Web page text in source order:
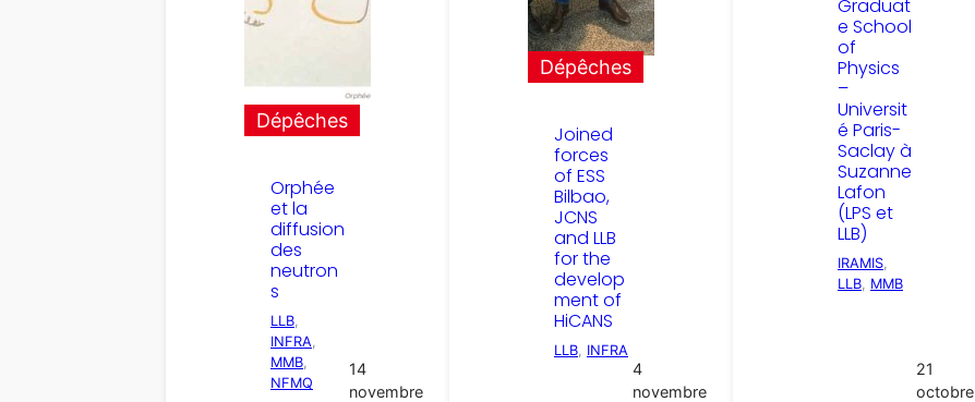
Dépêches
Orphée
et la
diffusion
des
neutron
s
LLB
INFRA
MMB
NFMQ
14
novembre
Dépêches
Joined
forces
of ESS
Bilbao,
JCNS
and LLB
for the
develop
ment of
HiCANS
LLB INFRA
4
novembre
Graduat
e School
of
Physics
–
Universit
é Paris-
Saclay à
Suzanne
Lafon
(LPS et
LLB)
IRAMIS
LLB MMB
21
octobre